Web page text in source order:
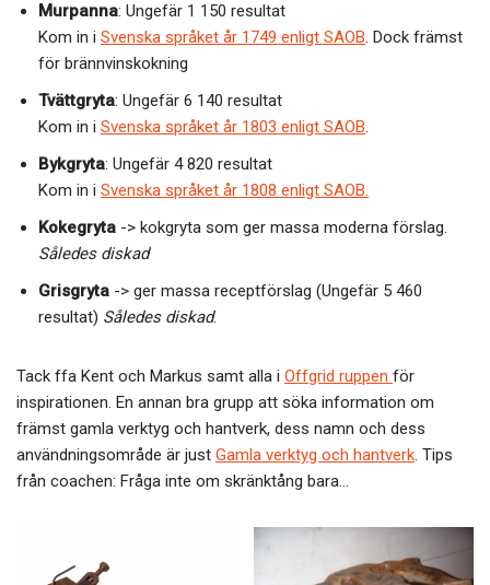
Murpanna: Ungefär 1 150 resultat
Kom in i Svenska språket år 1749 enligt SAOB. Dock främst
för brännvinskokning
Tvättgryta: Ungefär 6 140 resultat
Kom in i Svenska språket år 1803 enligt SAOB.
Bykgryta: Ungefär 4 820 resultat
Kom in i Svenska språket år 1808 enligt SAOB.
Kokegryta -> kokgryta som ger massa moderna förslag.
Således diskad
Grisgryta -> ger massa receptförslag (Ungefär 5 460
resultat) Således diskad.
Tack ffa Kent och Markus samt alla i Offgrid ruppen för
inspirationen. En annan bra grupp att söka information om
främst gamla verktyg och hantverk, dess namn och dess
användningsområde är just Gamla verktyg och hantverk. Tips
från coachen: Fråga inte om skränktång bara…